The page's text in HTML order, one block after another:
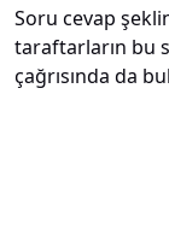
Soru cevap
taraftarların bu
çağrısında da